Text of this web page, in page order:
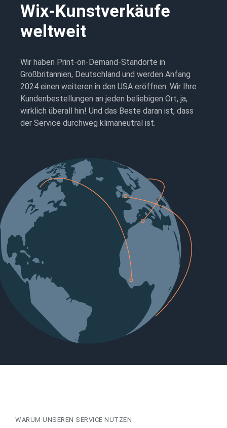
Wix-Kunstverkäufe
weltweit
Wir haben Print-on-Demand-Standorte in
Großbritannien, Deutschland und werden Anfang
2024 einen weiteren in den USA eröffnen. Wir Ihre
Kundenbestellungen an jeden beliebigen Ort, ja,
wirklich überall hin! Und das Beste daran ist, dass
der Service durchweg klimaneutral ist.
​​WARUM UNSEREN SERVICE NUTZEN